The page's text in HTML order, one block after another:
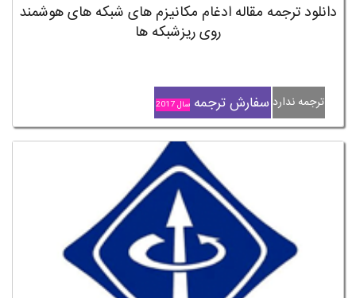
دانلود ترجمه مقاله ادغام مکانیزم های شبکه های هوشمند
روی ریزشبکه ها
ترجمه ندارد سفارش ترجمه سال 2017